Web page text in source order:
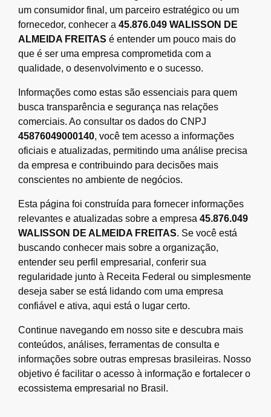
um consumidor final, um parceiro estratégico ou um
fornecedor, conhecer a 45.876.049 WALISSON DE
ALMEIDA FREITAS é entender um pouco mais do
que é ser uma empresa comprometida com a
qualidade, o desenvolvimento e o sucesso.
Informações como estas são essenciais para quem
busca transparência e segurança nas relações
comerciais. Ao consultar os dados do CNPJ
45876049000140, você tem acesso a informações
oficiais e atualizadas, permitindo uma análise precisa
da empresa e contribuindo para decisões mais
conscientes no ambiente de negócios.
Esta página foi construída para fornecer informações
relevantes e atualizadas sobre a empresa 45.876.049
WALISSON DE ALMEIDA FREITAS. Se você está
buscando conhecer mais sobre a organização,
entender seu perfil empresarial, conferir sua
regularidade junto à Receita Federal ou simplesmente
deseja saber se está lidando com uma empresa
confiável e ativa, aqui está o lugar certo.
Continue navegando em nosso site e descubra mais
conteúdos, análises, ferramentas de consulta e
informações sobre outras empresas brasileiras. Nosso
objetivo é facilitar o acesso à informação e fortalecer o
ecossistema empresarial no Brasil.